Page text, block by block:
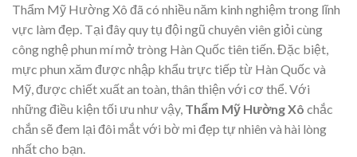
Thẩm Mỹ Hường Xô đã có nhiều năm kinh nghiệm trong lĩnh
vực làm đẹp. Tại đây quy tụ đội ngũ chuyên viên giỏi cùng
công nghệ phun mí mở tròng Hàn Quốc tiên tiến. Đặc biệt,
mực phun xăm được nhập khẩu trực tiếp từ Hàn Quốc và
Mỹ, được chiết xuất an toàn, thân thiện với cơ thể. Với
những điều kiện tối ưu như vậy, Thẩm Mỹ Hường Xô chắc
chắn sẽ đem lại đôi mắt với bờ mi đẹp tự nhiên và hài lòng
nhất cho bạn.